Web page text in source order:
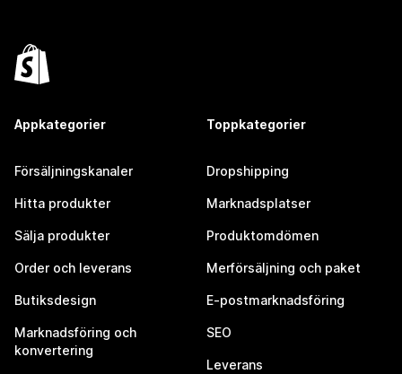
Appkategorier
Försäljningskanaler
Hitta produkter
Sälja produkter
Order och leverans
Butiksdesign
Marknadsföring och
konvertering
Toppkategorier
Dropshipping
Marknadsplatser
Produktomdömen
Merförsäljning och paket
E-postmarknadsföring
SEO
Leverans